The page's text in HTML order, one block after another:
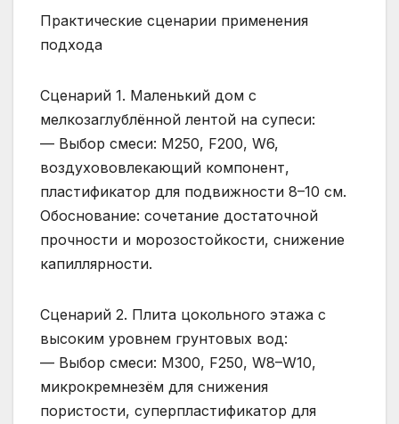
Практические сценарии применения
подхода
Сценарий 1. Маленький дом с
мелкозаглублённой лентой на супеси:
— Выбор смеси: М250, F200, W6,
воздухововлекающий компонент,
пластификатор для подвижности 8–10 см.
Обоснование: сочетание достаточной
прочности и морозостойкости, снижение
капиллярности.
Сценарий 2. Плита цокольного этажа с
высоким уровнем грунтовых вод:
— Выбор смеси: М300, F250, W8–W10,
микрокремнезём для снижения
пористости, суперпластификатор для